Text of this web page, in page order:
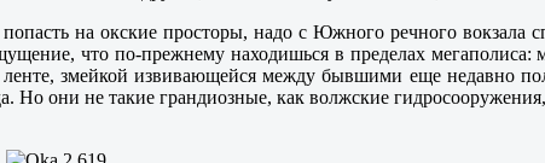
на окские просторы, надо с Южного речного вокзала
что по-прежнему находишься в пределах
змейкой извивающейся между бывшими еще недавно
Но они не такие грандиозные, как волжские